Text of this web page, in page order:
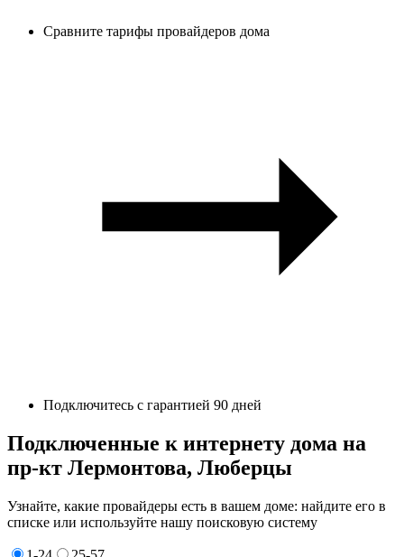
Сравните тарифы провайдеров дома
Подключитесь с гарантией 90 дней
Подключенные к интернету дома на
пр-кт Лермонтова, Люберцы
Узнайте, какие провайдеры есть в вашем доме: найдите его в
списке или используйте нашу поисковую систему